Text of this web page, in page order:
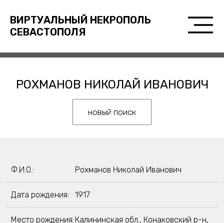
ВИРТУАЛЬНЫЙ НЕКРОПОЛЬ
СЕВАСТОПОЛЯ
РОХМАНОВ НИКОЛАЙ ИВАНОВИЧ
новый поиск
Ф.И.О.: Рохманов Николай Иванович
Дата рождения: 1917
Место рождения: Калининская обл., Конаковский р-н,